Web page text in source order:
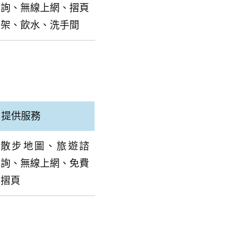
詢、無線上網、摺頁
架、飲水、洗手間
提供服務
散步地圖、旅遊諮
詢、無線上網、免費
摺頁